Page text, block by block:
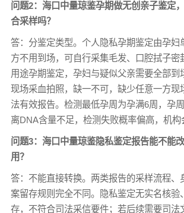
问题2：海口中量琼鉴孕期做无创 亲子鉴定
合采样吗？
答：分鉴定类型。个人隐私孕期鉴定由孕妇
方不用到场，可自行采集毛发、口腔拭子密
用途孕期鉴定，孕妇与疑似父亲需要全部到
现场采血拍照，缺一不可，缺少任意一方现
法有效报告。检测最低孕周为孕满6周，孕
离DNA含量不足，检测失败概率偏高，机构
问题3：海口中量琼鉴隐私鉴定报告能不能
用？
答：不能直接转换。两类报告的采样流程、
案留存规则完全不同。隐私鉴定无实名核验
存，不符合司法采信要件；若后续需要司法